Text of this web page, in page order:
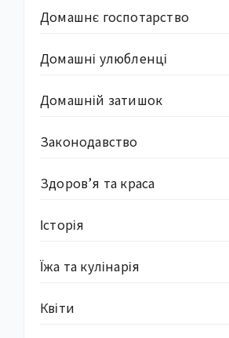
Домашнє госпотарство
Домашні улюбленці
Домашній затишок
Законодавство
Здоров’я та краса
Історія
Їжа та кулінарія
Квіти